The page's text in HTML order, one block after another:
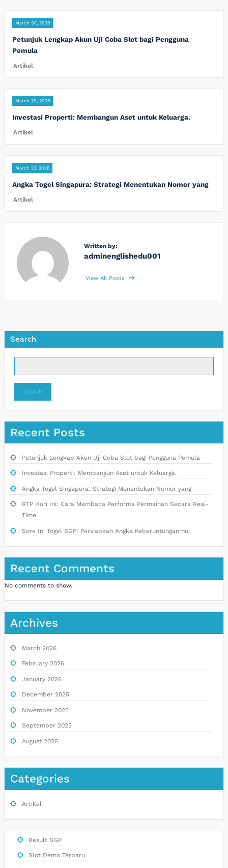
March 30, 2026
Petunjuk Lengkap Akun Uji Coba Slot bagi Pengguna
Pemula
Artikel
March 29, 2026
Investasi Properti: Membangun Aset untuk Keluarga.
Artikel
March 23, 2026
Angka Togel Singapura: Strategi Menentukan Nomor yang
Artikel
Written by:
adminenglishedu001
View All Posts
Search
Search
Recent Posts
Petunjuk Lengkap Akun Uji Coba Slot bagi Pengguna Pemula
Investasi Properti: Membangun Aset untuk Keluarga.
Angka Togel Singapura: Strategi Menentukan Nomor yang
RTP Hari Ini: Cara Membaca Performa Permainan Secara Real-
Time
Sore Ini Togel SGP: Persiapkan Angka Keberuntunganmu!
Recent Comments
No comments to show.
Archives
March 2026
February 2026
January 2026
December 2025
November 2025
September 2025
August 2025
Categories
Artikel
Result SGP
Slot Demo Terbaru